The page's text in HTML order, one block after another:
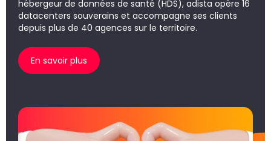
hébergeur de données de santé (HDS), adista opère 16
datacenters souverains et accompagne ses clients
depuis plus de 40 agences sur le territoire.
En savoir plus